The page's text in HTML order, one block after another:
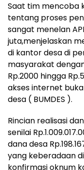
Saat tim mencoba
tentang proses
sangat menelan
juta,menjelaskan
di kantor desa di
masyarakat
Rp.2000 hingga
akses internet
desa ( BUMDES ).
Rincian realisasi
senilai
dana desa
yang keberadaan
konfirmasi oknum